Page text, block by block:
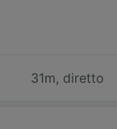
31m, diretto